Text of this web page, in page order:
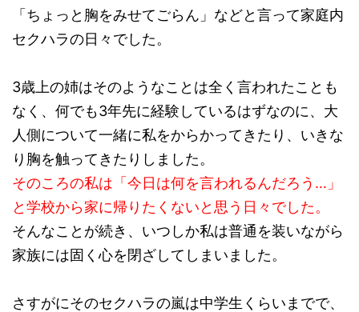
「ちょっと胸をみせてごらん」などと言って家庭内
セクハラの日々でした。
3歳上の姉はそのようなことは全く言われたことも
なく、何でも3年先に経験しているはずなのに、大
人側について一緒に私をからかってきたり、いきな
り胸を触ってきたりしました。
そのころの私は「今日は何を言われるんだろう…」
と学校から家に帰りたくないと思う日々でした。
そんなことが続き、いつしか私は普通を装いながら
家族には固く心を閉ざしてしまいました。
さすがにそのセクハラの嵐は中学生くらいまでで、